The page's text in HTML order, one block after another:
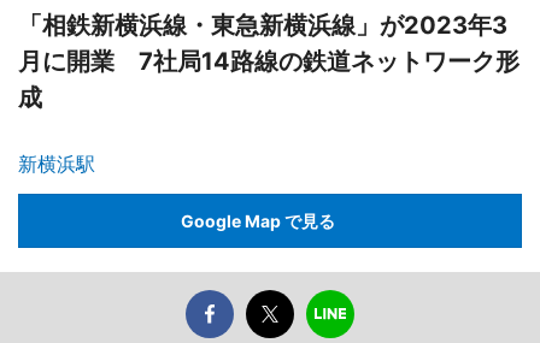
「相鉄新横浜線・東急新横浜線」が2023年3
月に開業 7社局14路線の鉄道ネットワーク形
成
新横浜駅
Google Map で見る